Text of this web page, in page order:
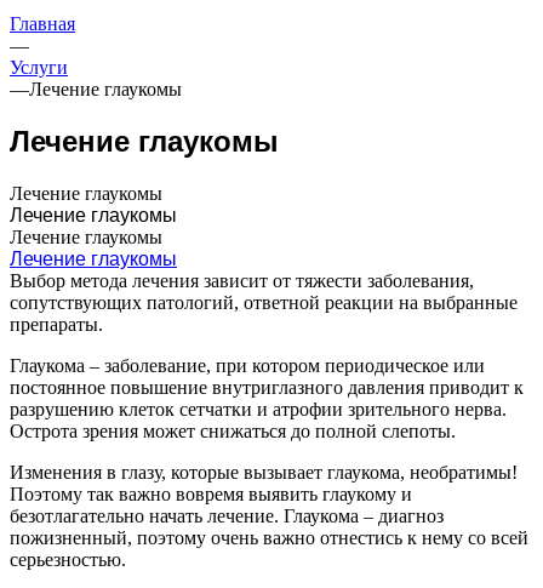
Главная
—
Услуги
—Лечение глаукомы
Лечение глаукомы
Лечение глаукомы
Лечение глаукомы
Лечение глаукомы
Лечение глаукомы
Выбор метода лечения зависит от тяжести заболевания,
сопутствующих патологий, ответной реакции на выбранные
препараты.
Глаукома – заболевание, при котором периодическое или
постоянное повышение внутриглазного давления приводит к
разрушению клеток сетчатки и атрофии зрительного нерва.
Острота зрения может снижаться до полной слепоты.
Изменения в глазу, которые вызывает глаукома, необратимы!
Поэтому так важно вовремя выявить глаукому и
безотлагательно начать лечение. Глаукома – диагноз
пожизненный, поэтому очень важно отнестись к нему со всей
серьезностью.